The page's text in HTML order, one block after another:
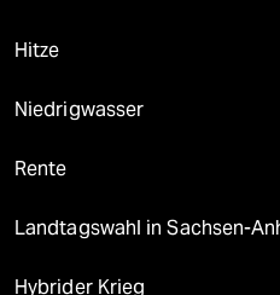
Hitze
Niedrigwasser
Rente
Landtagswahl in Sachsen-
Hybrider Krieg